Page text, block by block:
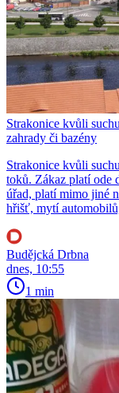
Strakonice kvůli
zahrady či bazény
Strakonice kvůli
toků. Zákaz platí ode
úřad, platí mimo jiné
hřišť, mytí
Budějcká Drbna
dnes, 10:55
1 min